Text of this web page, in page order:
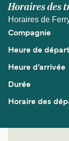
Horaires des
Horaires de